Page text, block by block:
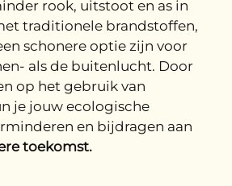
rook, uitstoot en as in
traditionele brandstoffen,
schonere optie zijn voor
als de buitenlucht. Door
op het gebruik van
je jouw ecologische
en bijdragen aan
toekomst.